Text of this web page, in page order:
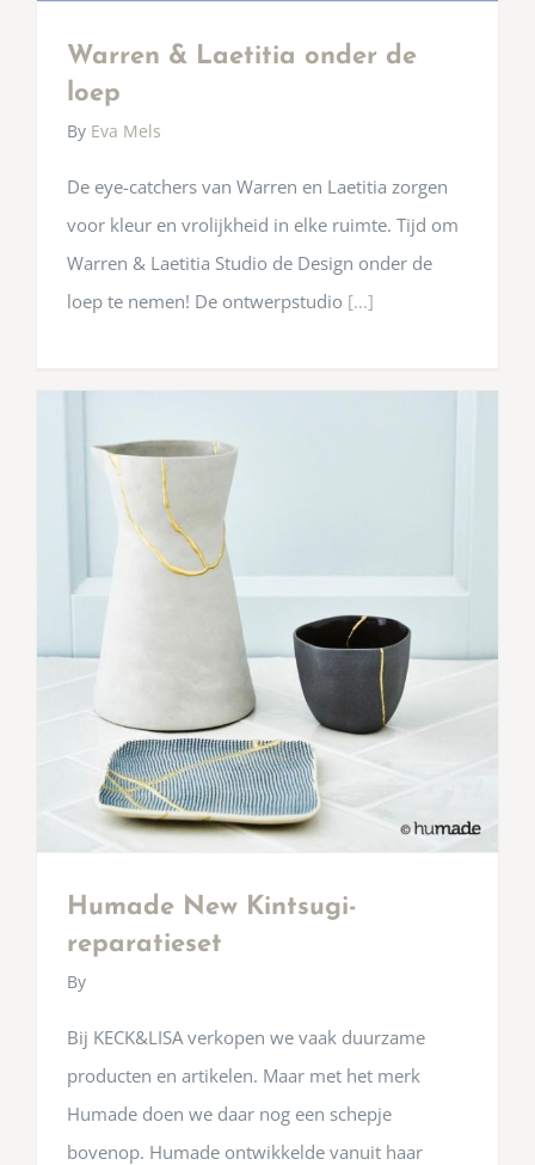
Warren & Laetitia onder de
loep
By Eva Mels
De eye-catchers van Warren en Laetitia zorgen
voor kleur en vrolijkheid in elke ruimte. Tijd om
Warren & Laetitia Studio de Design onder de
loep te nemen! De ontwerpstudio [...]
Humade New Kintsugi-
reparatieset
By
Bij KECK&LISA verkopen we vaak duurzame
producten en artikelen. Maar met het merk
Humade doen we daar nog een schepje
bovenop. Humade ontwikkelde vanuit haar